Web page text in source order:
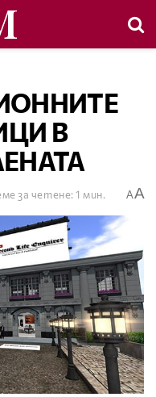
В
за четене: 1 мин. AA